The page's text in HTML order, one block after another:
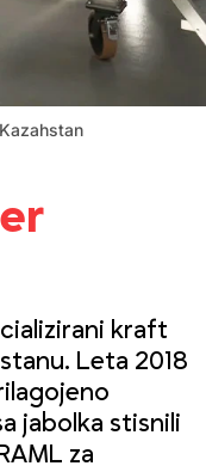
kraft
Leta 2018
jabolka stisnili
za